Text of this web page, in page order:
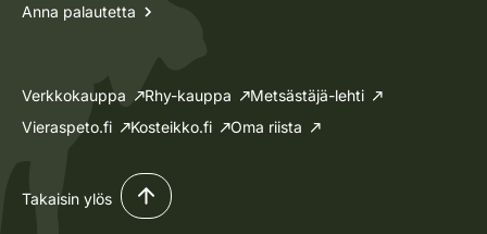
Anna palautetta
Verkkokauppa Rhy-kauppa
Metsästäjä-lehti
Vieraspeto.fi
Kosteikko.fi Oma riista
Takaisin ylös